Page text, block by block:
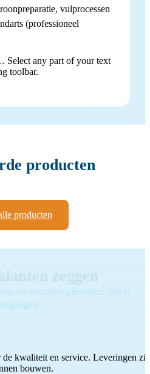
vulprocessen
(professioneel
Select any part of your text
toolbar.
producten
producten
en mondhygiënisten die u
kwaliteit en service. Leveringen
bouwen.